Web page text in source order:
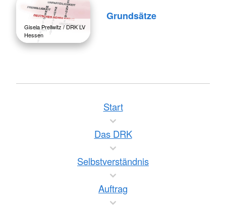
Gisela Prellwitz / DRK LV
Hessen
Grundsätze
Start
Das DRK
Selbstverständnis
Auftrag